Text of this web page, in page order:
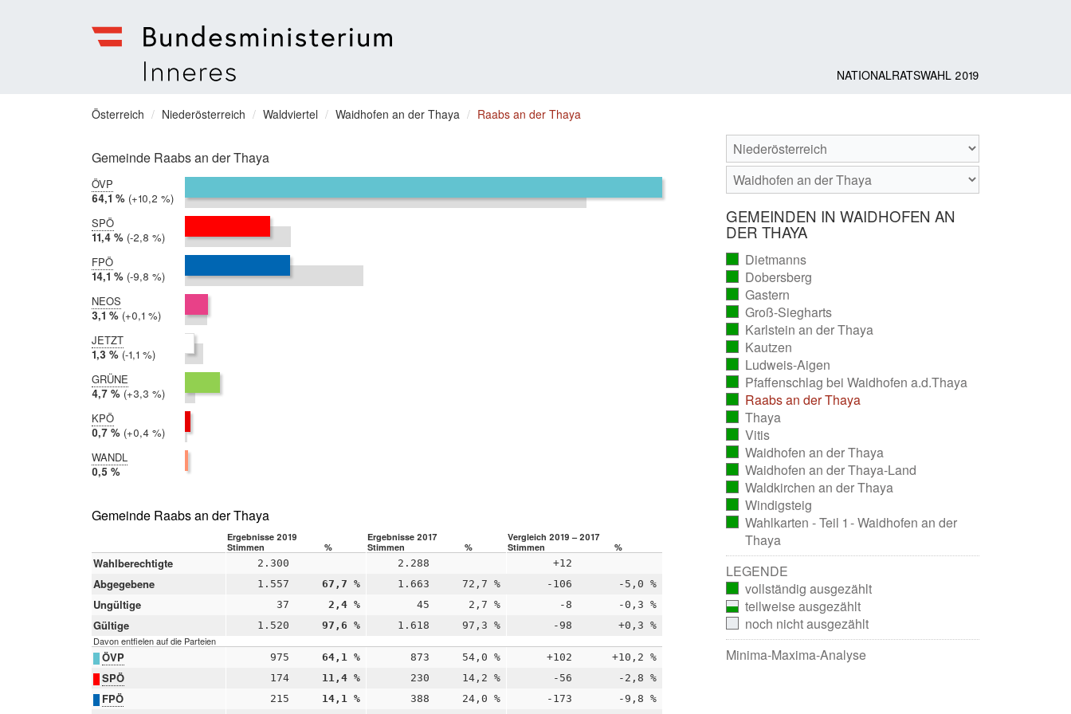
für
Inneres
NATIONALRATSWAHL 2019
Sie
sich
hier:
Österreich Niederösterreich Waldviertel Waidhofen an der Thaya Raabs an der Thaya
Gemeinde Raabs an der Thaya
ÖVP
2019:
64,1 %
2017:
54,0 %
Differenz:
+10,2 %
SPÖ
2019:
11,4 %
2017:
14,2 %
Differenz:
-2,8 %
FPÖ
2019:
14,1 %
2017:
24,0 %
Differenz:
-9,8 %
NEOS
2019:
3,1 %
2017:
3,0 %
Differenz:
+0,1 %
JETZT
2019:
1,3 %
2017:
2,4 %
Differenz:
-1,1 %
GRÜNE
2019:
4,7 %
2017:
1,4 %
Differenz:
+3,3 %
KPÖ
2019:
0,7 %
2017:
0,4 %
Differenz:
+0,4 %
WANDL
2019:
0,5 %
teilgenommen
Gemeinde Raabs an der Thaya
Ergebnisse 2019 Ergebnisse 2017
Vergleich 2019 – 2017
Stimmen
% Stimmen % Stimmen %
Wahlberechtigte 2.300 2.288 +12
Abgegebene 1.557 67,7 % 1.663 72,7 % -106 -5,0 %
Ungültige 37 2,4 % 45 2,7 % -8 -0,3 %
Gültige 1.520 97,6 % 1.618 97,3 % -98 +0,3 %
Davon entfielen auf die Parteien
ÖVP 975 64,1 % 873 54,0 % +102 +10,2 %
SPÖ 174 11,4 % 230 14,2 % -56 -2,8 %
FPÖ 215 14,1 % 388 24,0 % -173 -9,8 %
GEMEINDEN IN WAIDHOFEN AN
DER THAYA
Dietmanns
ausgezählt)
Dobersberg
ausgezählt)
Gastern
ausgezählt)
Groß-Siegharts
ausgezählt)
Karlstein an der Thaya(vollständig
ausgezählt)
Kautzen
ausgezählt)
Ludweis-Aigen
ausgezählt)
Pfaffenschlag bei Waidhofen a.d.Thaya
(vollständig
ausgezählt)
Raabs an der Thaya
ausgezählt)
Thaya
ausgezählt)
Vitis
ausgezählt)
Waidhofen an der Thaya(vollständig
ausgezählt)
Waidhofen an der Thaya-Land
(vollständig
ausgezählt)
Waldkirchen an der Thaya(vollständig
ausgezählt)
Windigsteig
ausgezählt)
Wahlkarten - Teil 1 - Waidhofen an der
Thaya
(vollständig
ausgezählt)
LEGENDE
vollständig ausgezählt
teilweise ausgezählt
noch nicht ausgezählt
Minima-Maxima-Analyse